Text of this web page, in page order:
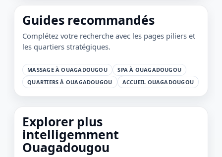
Guides recommandés
Complétez votre recherche avec les pages piliers et
les quartiers stratégiques.
MASSAGE À OUAGADOUGOU
SPA À OUAGADOUGOU
QUARTIERS À OUAGADOUGOU
ACCUEIL OUAGADOUGOU
Explorer plus
intelligemment
Ouagadougou
1 / 1
⛶ ↓✕